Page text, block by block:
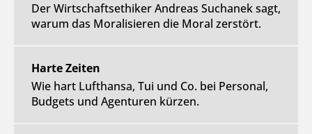
Der Wirtschaftsethiker Andreas Suchanek sagt,
warum das Moralisieren die Moral zerstört.
Harte Zeiten
Wie hart Lufthansa, Tui und Co. bei Personal,
Budgets und Agenturen kürzen.